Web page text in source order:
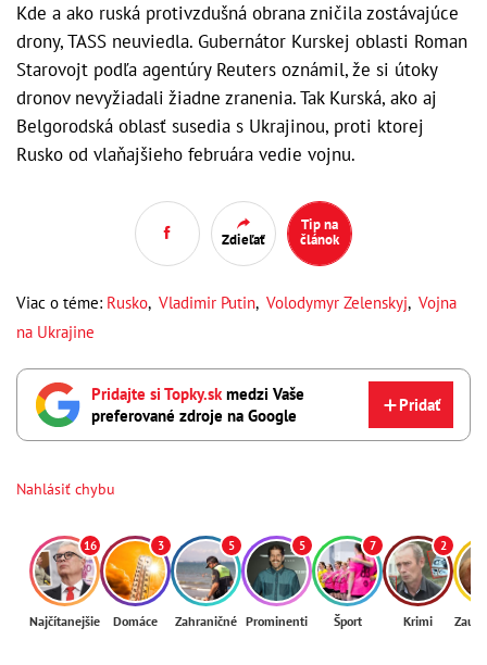
Kde a ako ruská protivzdušná obrana zničila zostávajúce
drony, TASS neuviedla. Gubernátor Kurskej oblasti Roman
Starovojt podľa agentúry Reuters oznámil, že si útoky
dronov nevyžiadali žiadne zranenia. Tak Kurská, ako aj
Belgorodská oblasť susedia s Ukrajinou, proti ktorej
Rusko od vlaňajšieho februára vedie vojnu.
Zdieľať
Tip na
článok
Viac o téme: Rusko, Vladimir Putin, Volodymyr Zelenskyj, Vojna
na Ukrajine
Pridajte si Topky.skmedzi Vaše
preferované zdroje na Google
Pridať
Nahlásiť chybu
16
Najčítanejšie
3
Domáce
5
Zahraničné
5
Prominenti
7
Šport
2
Krimi